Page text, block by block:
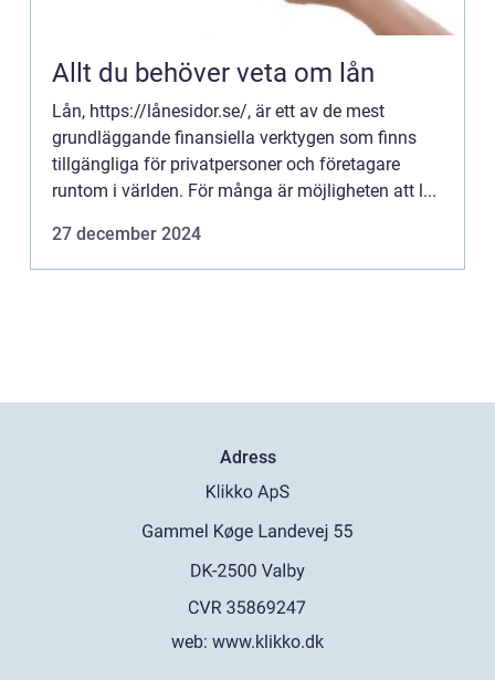
Allt du behöver veta om lån
Lån, https://lånesidor.se/, är ett av de mest
grundläggande finansiella verktygen som finns
tillgängliga för privatpersoner och företagare
runtom i världen. För många är möjligheten att l...
27 december 2024
Adress
web: www.klikko.dk